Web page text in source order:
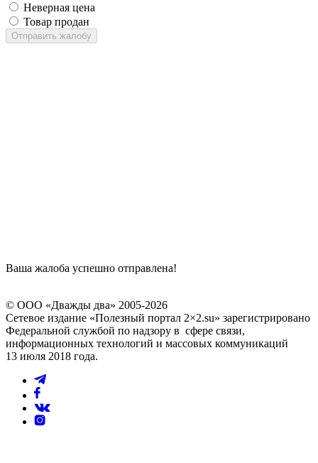
Неверная цена
Товар продан
Отправить жалобу
Ваша жалоба успешно отправлена!
© ООО «Дважды два» 2005-2026
Сетевое издание «Полезный портал 2×2.su» зарегистрировано
Федеральной службой по надзору в сфере связи,
информационных технологий и массовых коммуникаций
13 июля 2018 года.